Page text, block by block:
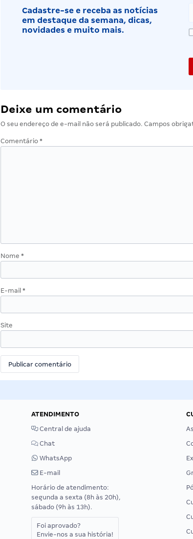
Cadastre-se e receba as notícias
em destaque da semana, dicas,
novidades e muito mais.
Deixe um comentário
O seu endereço de e-mail não será publicado. Campos
Comentário *
Nome *
E-mail *
Site
ATENDIMENTO
Central de ajuda
Chat
WhatsApp
E-mail
Horário de atendimento:
segunda a sexta (8h às 20h),
sábado (9h às 13h).
Foi aprovado?
Envie-nos a sua história!